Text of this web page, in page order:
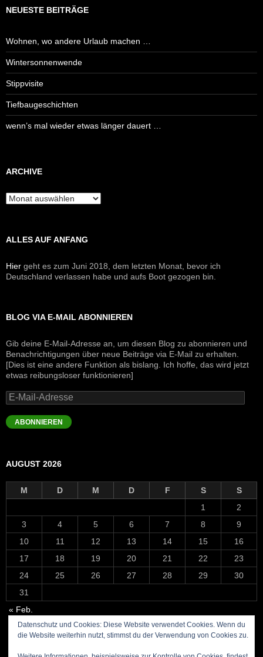
NEUESTE BEITRÄGE
Wohnen, wo andere Urlaub machen …
Wintersonnenwende
Stippvisite
Tiefbaugeschichten
wenn’s mal wieder etwas länger dauert …
ARCHIVE
Archive
ALLES AUF ANFANG
Hier geht es zum Juni 2018, dem letzten Monat, bevor ich
Deutschland verlassen habe und aufs Boot gezogen bin.
BLOG VIA E-MAIL ABONNIEREN
Gib deine E-Mail-Adresse an, um diesen Blog zu abonnieren und
Benachrichtigungen über neue Beiträge via E-Mail zu erhalten.
[Dies ist eine andere Funktion als bislang. Ich hoffe, das wird jetzt
etwas reibungsloser funktionieren]
E-
Mail-
Adresse
ABONNIEREN
AUGUST 2026
M D M D F S
S
1
2
3
4 5 6 7 8
9
10
11 12 13 14 15
16
17
18 19 20 21 22
23
24
25 26 27 28 29
30
31
« Feb.
Datenschutz und Cookies: Diese Website verwendet Cookies. Wenn du
die Website weiterhin nutzt, stimmst du der Verwendung von Cookies zu.